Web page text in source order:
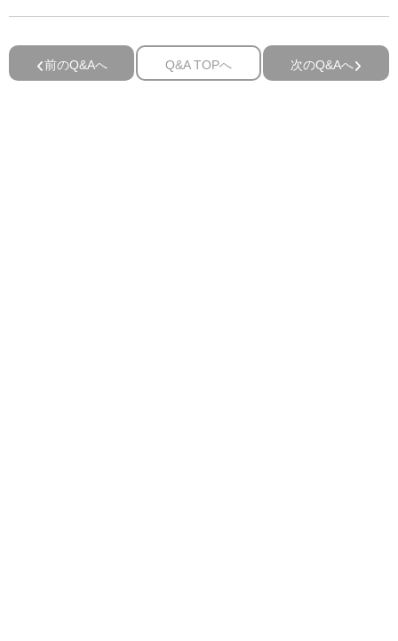
前のQ&Aへ Q&A TOPへ 次のQ&Aへ